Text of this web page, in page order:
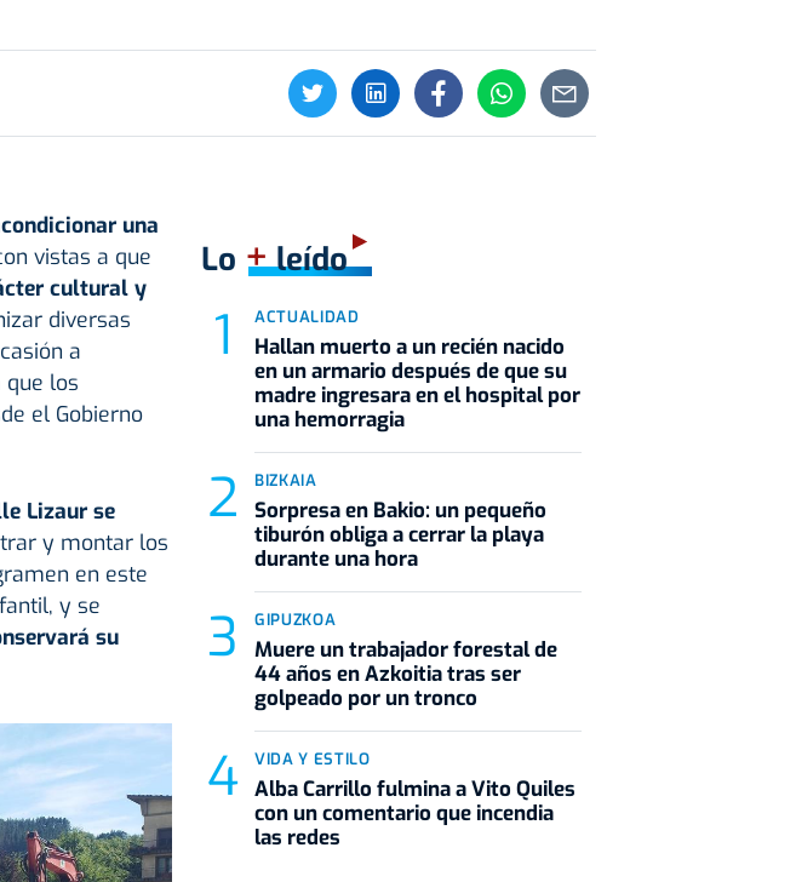
una
vistas a que
cultural y
diversas
a
que los
el Gobierno
Lizaur se
y montar los
en este
y se
su
Lo +leído
ACTUALIDAD
Hallan muerto a un recién nacido
en un armario después de que su
madre ingresara en el hospital por
una hemorragia
BIZKAIA
Sorpresa en Bakio: un pequeño
tiburón obliga a cerrar la playa
durante una hora
GIPUZKOA
Muere un trabajador forestal de
44 años en Azkoitia tras ser
golpeado por un tronco
VIDA Y ESTILO
Alba Carrillo fulmina a Vito Quiles
con un comentario que incendia
las redes